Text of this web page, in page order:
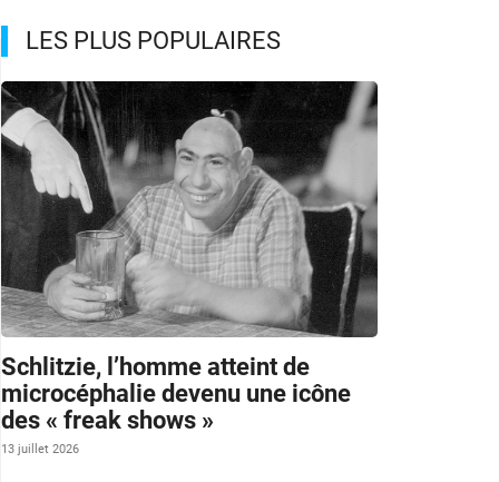
LES PLUS POPULAIRES
Schlitzie, l’homme atteint de
microcéphalie devenu une icône
des « freak shows »
13 juillet 2026